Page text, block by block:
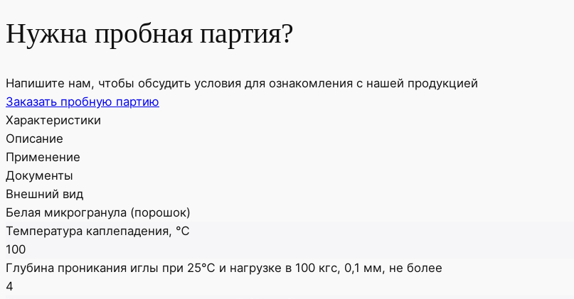
Нужна пробная партия?
Напишите нам, чтобы обсудить условия для ознакомления с нашей продукцией
Заказать пробную партию
Характеристики
Описание
Применение
Документы
Внешний вид
Белая микрогранула (порошок)
Температура каплепадения, ℃
100
Глубина проникания иглы при 25℃ и нагрузке в 100 кгс, 0,1 мм, не более
4